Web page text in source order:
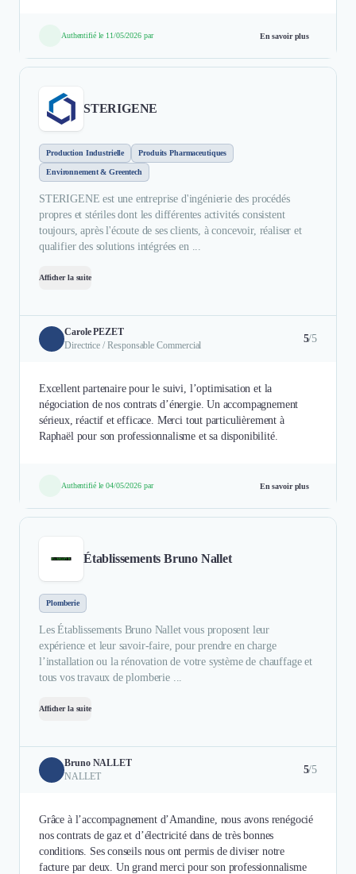
Authentifié le 11/05/2026 par En savoir plus
STERIGENE
Production Industrielle Produits Pharmaceutiques
Environnement & Greentech
STERIGENE est une entreprise d'ingénierie des procédés
propres et stériles dont les différentes activités consistent
toujours, après l'écoute de ses clients, à concevoir, réaliser et
qualifier des solutions intégrées en ...
Afficher la suite
Carole PEZET
Directrice / Responsable Commercial
5/5
Excellent partenaire pour le suivi, l’optimisation et la
négociation de nos contrats d’énergie. Un accompagnement
sérieux, réactif et efficace. Merci tout particulièrement à
Raphaël pour son professionnalisme et sa disponibilité.
Authentifié le 04/05/2026 par En savoir plus
Établissements Bruno Nallet
Plomberie
Les Établissements Bruno Nallet vous proposent leur
expérience et leur savoir-faire, pour prendre en charge
l’installation ou la rénovation de votre système de chauffage et
tous vos travaux de plomberie ...
Afficher la suite
Bruno NALLET
NALLET
5/5
Grâce à l’accompagnement d’Amandine, nous avons renégocié
nos contrats de gaz et d’électricité dans de très bonnes
conditions. Ses conseils nous ont permis de diviser notre
facture par deux. Un grand merci pour son professionnalisme